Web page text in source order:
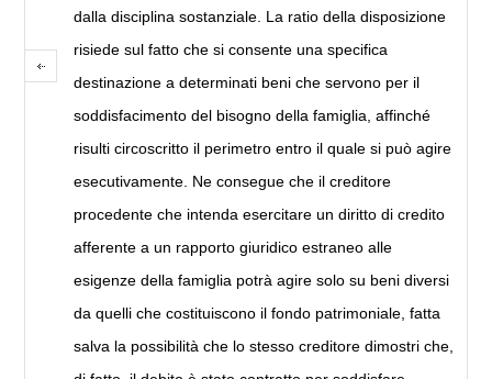
dalla disciplina sostanziale. La ratio della disposizione
risiede sul fatto che si consente una specifica
destinazione a determinati beni che servono per il
soddisfacimento del bisogno della famiglia, affinché
risulti circoscritto il perimetro entro il quale si può agire
esecutivamente. Ne consegue che il creditore
procedente che intenda esercitare un diritto di credito
afferente a un rapporto giuridico estraneo alle
esigenze della famiglia potrà agire solo su beni diversi
da quelli che costituiscono il fondo patrimoniale, fatta
salva la possibilità che lo stesso creditore dimostri che,